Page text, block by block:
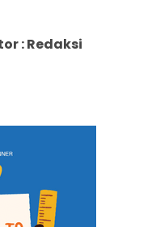
: Redaksi